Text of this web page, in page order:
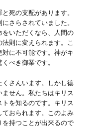
死の支配があります。
さらされていました。
をいただくなら、人間の
則に変えられます。こ
に不可能です。神がキ
べき御業です。
さんいます。しかし徳
せん。私たちはキリス
を知るのです。キリス
ておられます。このよみ
持つことが出来るので